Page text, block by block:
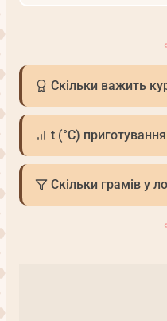
Скільки важить
t (°С)
Скільки грамів у